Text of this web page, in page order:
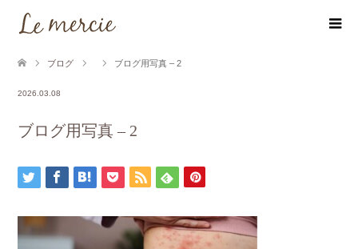
ブログ ブログ用写真 – 2
2026.03.08
ブログ用写真 – 2